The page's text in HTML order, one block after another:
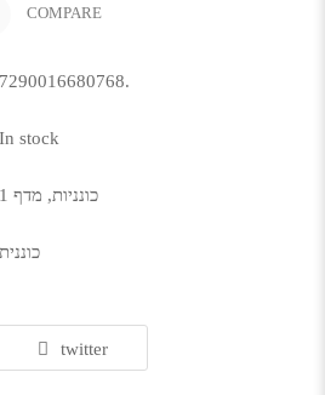
COMPARE
7290016680768.
In stock
כונניות, מדף 1
כוננית
twitter